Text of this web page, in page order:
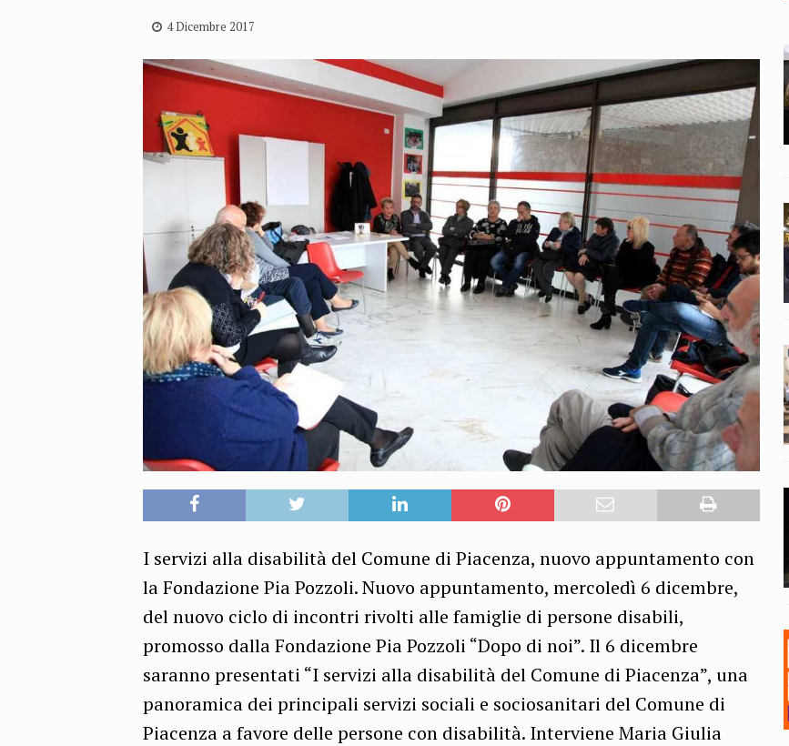
4 Dicembre 2017
I servizi alla disabilità del Comune di Piacenza, nuovo appuntamento con
la Fondazione Pia Pozzoli. Nuovo appuntamento, mercoledì 6 dicembre,
del nuovo ciclo di incontri rivolti alle famiglie di persone disabili,
promosso dalla Fondazione Pia Pozzoli “Dopo di noi”. Il 6 dicembre
saranno presentati “I servizi alla disabilità del Comune di Piacenza”, una
panoramica dei principali servizi sociali e sociosanitari del Comune di
Piacenza a favore delle persone con disabilità. Interviene Maria Giulia